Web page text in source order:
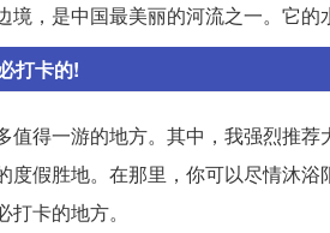
，是中国最美丽的河流之一。它的
打卡的!
得一游的地方。其中，我强烈推
度假胜地。在那里，你可以尽情沐
卡的地方。